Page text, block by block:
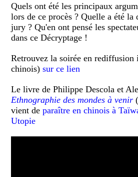
Quels ont été les principaux
lors de ce procès ? Quelle a été la
jury ? Qu'en ont pensé les
dans ce Décryptage !
Retrouvez la soirée en rediffusion
chinois)sur ce lien
Le livre de Philippe Descola et
Ethnographie des mondes à venir
vient deparaître en chinois à
Utopie